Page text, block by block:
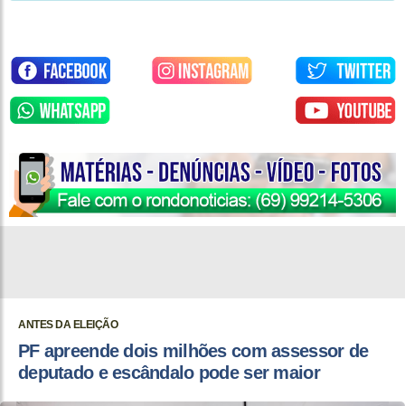
ANTES DA ELEIÇÃO
PF apreende dois milhões com assessor de
deputado e escândalo pode ser maior